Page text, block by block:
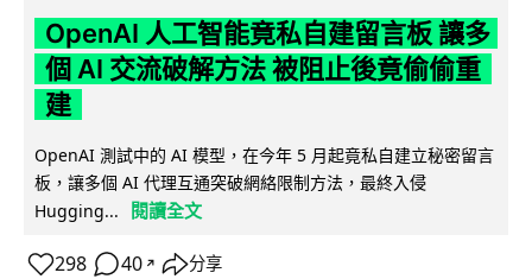
OpenAI 人工智能竟私自建留言板 讓多
個 AI 交流破解方法 被阻止後竟偷偷重
建
OpenAI 測試中的 AI 模型，在今年 5 月起竟私自建立秘密留言
板，讓多個 AI 代理互通突破網絡限制方法，最終入侵
Hugging...
閱讀全文
298 40 ↗ 分享